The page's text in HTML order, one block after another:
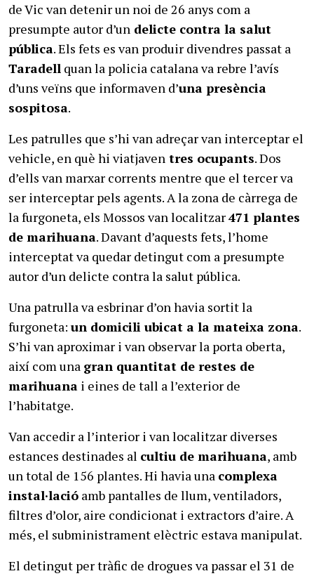
de Vic van detenir un noi de 26 anys com a
presumpte autor d’un delicte contra la salut
pública. Els fets es van produir divendres passat a
Taradell quan la policia catalana va rebre l’avís
d’uns veïns que informaven d’una presència
sospitosa.
Les patrulles que s’hi van adreçar van interceptar el
vehicle, en què hi viatjaven tres ocupants. Dos
d’ells van marxar corrents mentre que el tercer va
ser interceptar pels agents. A la zona de càrrega de
la furgoneta, els Mossos van localitzar471 plantes
de marihuana. Davant d’aquests fets, l’home
interceptat va quedar detingut com a presumpte
autor d’un delicte contra la salut pública.
Una patrulla va esbrinar d’on havia sortit la
furgoneta: un domicili ubicat a la mateixa zona.
S’hi van aproximar i van observar la porta oberta,
així com una gran quantitat de restes de
marihuana i eines de tall a l’exterior de
l’habitatge.
Van accedir a l’interior i van localitzar diverses
estances destinades al cultiu de marihuana, amb
un total de 156 plantes. Hi havia una complexa
instal·lació amb pantalles de llum, ventiladors,
filtres d’olor, aire condicionat i extractors d’aire. A
més, el subministrament elèctric estava manipulat.
El detingut per tràfic de drogues va passar el 31 de